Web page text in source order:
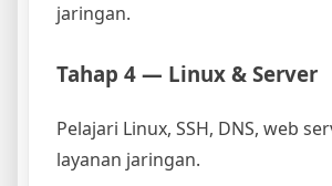
jaringan.
Tahap 4 — Linux & Server
Pelajari Linux, SSH, DNS, web
layanan jaringan.